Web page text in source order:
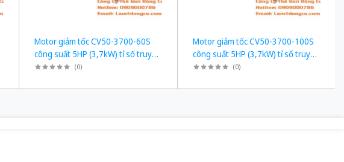
Motor giảm tốc CV50-3700-60S
công suất 5HP (3,7kW) tỉ số truyền
1/60
(0)
Motor giảm tốc CV50-3700-100S
công suất 5HP (3,7kW) tỉ số truyền
1/100
(0)